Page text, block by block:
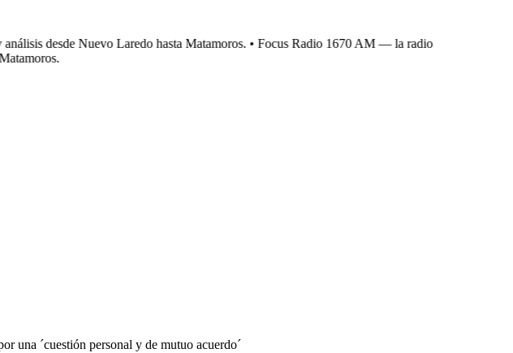
desde Nuevo Laredo hasta Matamoros. • Focus Radio 1670 AM — la radio
una ´cuestión personal y de mutuo acuerdo´